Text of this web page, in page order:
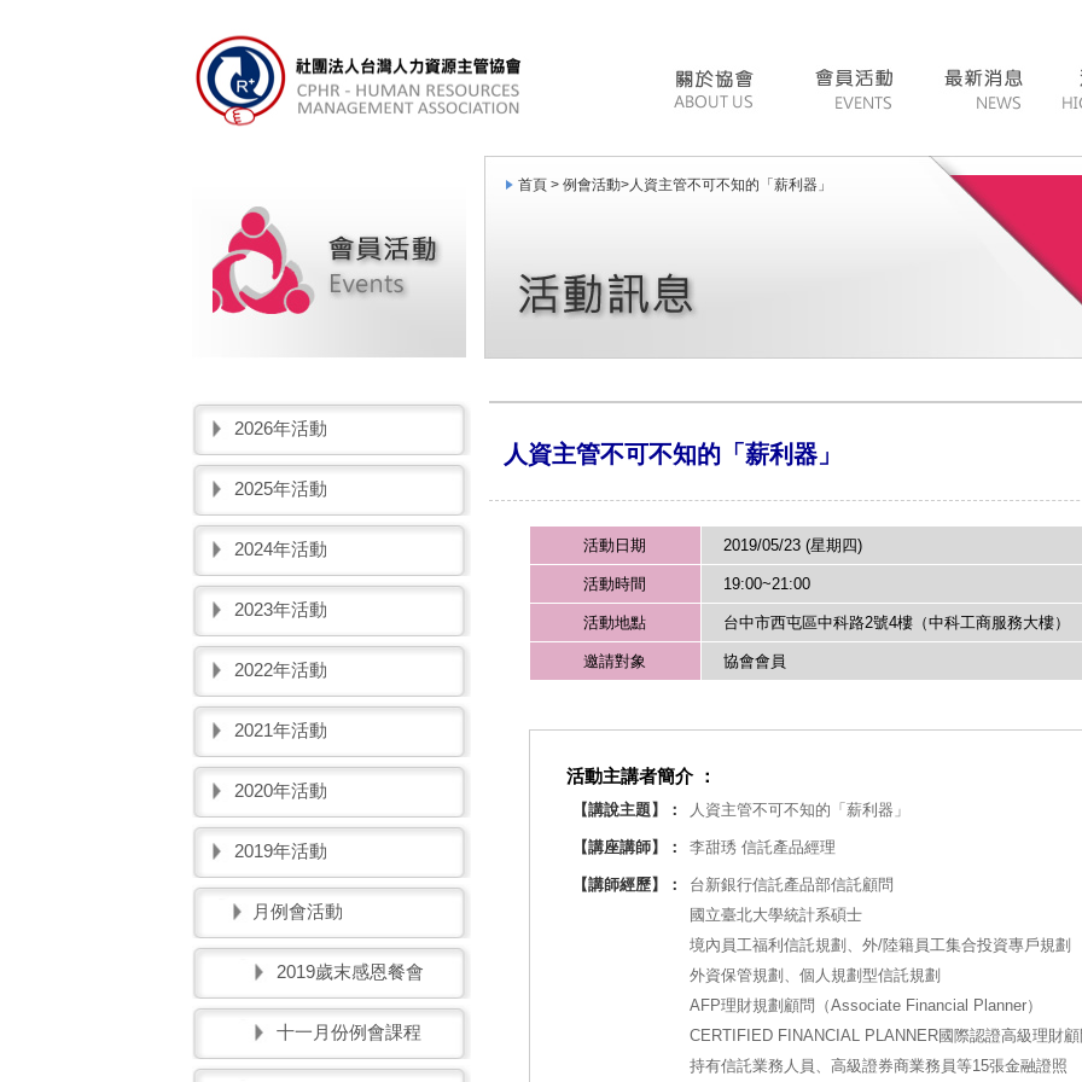
首頁 > 例會活動>人資主管不可不知的「薪利器」
2026年活動
2025年活動
2024年活動
2023年活動
2022年活動
2021年活動
2020年活動
2019年活動
月例會活動
2019歲末感恩餐會
十一月份例會課程
人資主管不可不知的「薪利器」
活動日期 2019/05/23 (星期四)
活動時間 19:00~21:00
活動地點 台中市西屯區中科路2號4樓（中科工商服務大樓）
邀請對象 協會會員
活動主講者簡介 ：
【講說主題】： 人資主管不可不知的「薪利器」
【講座講師】： 李甜琇 信託產品經理
【講師經歷】：
台新銀行信託產品部信託顧問
國立臺北大學統計系碩士
境內員工福利信託規劃、外/陸籍員工集合投資專戶規劃
外資保管規劃、個人規劃型信託規劃
AFP理財規劃顧問（Associate Financial Planner）
CERTIFIED FINANCIAL PLANNER國際認證高級理財顧
持有信託業務人員、高級證券商業務員等15張金融證照